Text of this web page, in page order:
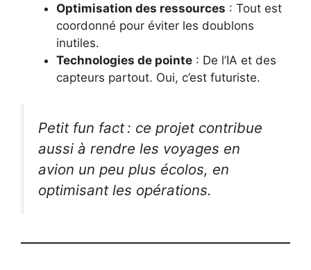
Optimisation des ressources : Tout est
coordonné pour éviter les doublons
inutiles.
Technologies de pointe : De l’IA et des
capteurs partout. Oui, c’est futuriste.
Petit fun fact : ce projet contribue
aussi à rendre les voyages en
avion un peu plus écolos, en
optimisant les opérations.